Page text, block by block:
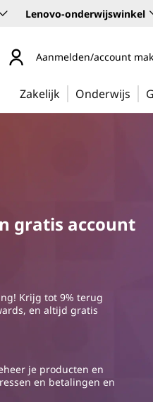
Lenovo-onderwijswinkel
Aanmelden/account
Zakelijk Onderwijs
gratis account
Krijg tot 9% terug
en altijd gratis
je producten en
en betalingen en